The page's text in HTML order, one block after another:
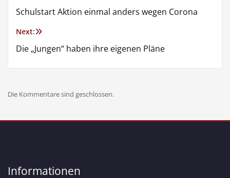
Schulstart Aktion einmal anders wegen Corona
Next:
Die „Jungen“ haben ihre eigenen Pläne
Die Kommentare sind geschlossen.
Informationen